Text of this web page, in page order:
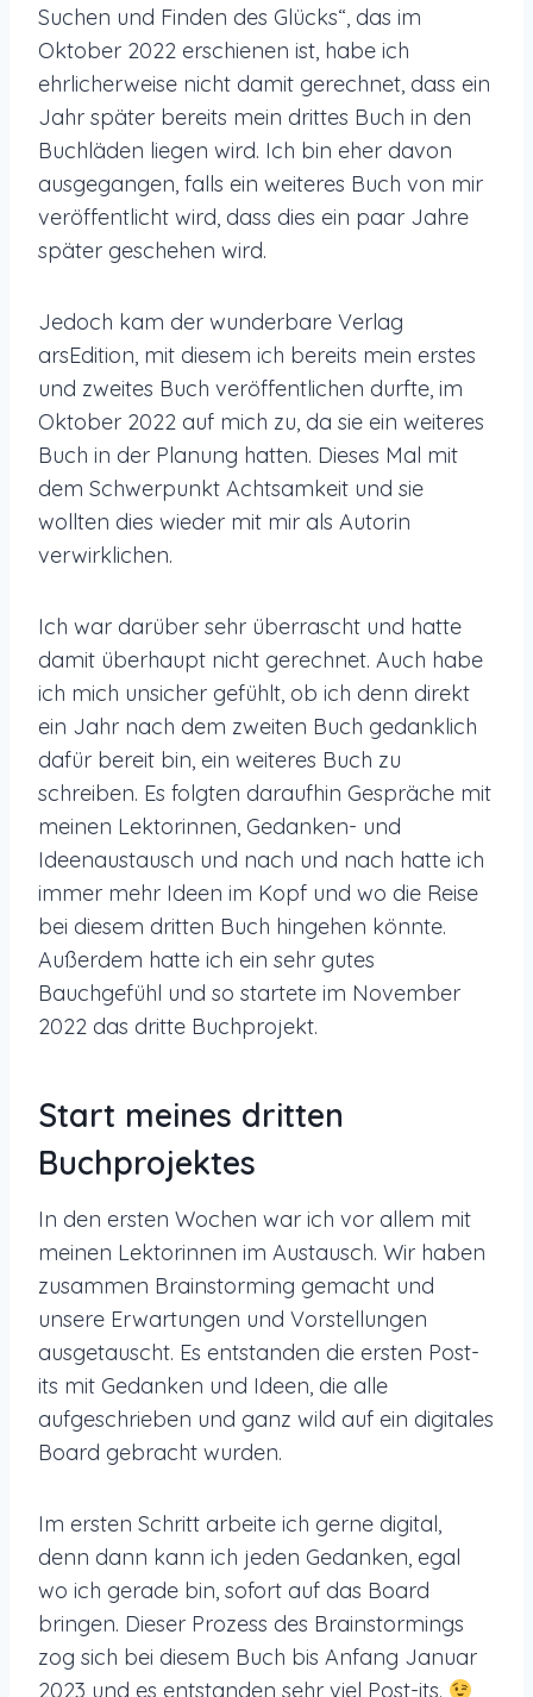
Suchen und Finden des Glücks“, das im
Oktober 2022 erschienen ist, habe ich
ehrlicherweise nicht damit gerechnet, dass ein
Jahr später bereits mein drittes Buch in den
Buchläden liegen wird. Ich bin eher davon
ausgegangen, falls ein weiteres Buch von mir
veröffentlicht wird, dass dies ein paar Jahre
später geschehen wird.
Jedoch kam der wunderbare Verlag
arsEdition, mit diesem ich bereits mein erstes
und zweites Buch veröffentlichen durfte, im
Oktober 2022 auf mich zu, da sie ein weiteres
Buch in der Planung hatten. Dieses Mal mit
dem Schwerpunkt Achtsamkeit und sie
wollten dies wieder mit mir als Autorin
verwirklichen.
Ich war darüber sehr überrascht und hatte
damit überhaupt nicht gerechnet. Auch habe
ich mich unsicher gefühlt, ob ich denn direkt
ein Jahr nach dem zweiten Buch gedanklich
dafür bereit bin, ein weiteres Buch zu
schreiben. Es folgten daraufhin Gespräche mit
meinen Lektorinnen, Gedanken- und
Ideenaustausch und nach und nach hatte ich
immer mehr Ideen im Kopf und wo die Reise
bei diesem dritten Buch hingehen könnte.
Außerdem hatte ich ein sehr gutes
Bauchgefühl und so startete im November
2022 das dritte Buchprojekt.
Start meines dritten
Buchprojektes
In den ersten Wochen war ich vor allem mit
meinen Lektorinnen im Austausch. Wir haben
zusammen Brainstorming gemacht und
unsere Erwartungen und Vorstellungen
ausgetauscht. Es entstanden die ersten Post-
its mit Gedanken und Ideen, die alle
aufgeschrieben und ganz wild auf ein digitales
Board gebracht wurden.
Im ersten Schritt arbeite ich gerne digital,
denn dann kann ich jeden Gedanken, egal
wo ich gerade bin, sofort auf das Board
bringen. Dieser Prozess des Brainstormings
zog sich bei diesem Buch bis Anfang Januar
2023 und es entstanden sehr viel Post-its.